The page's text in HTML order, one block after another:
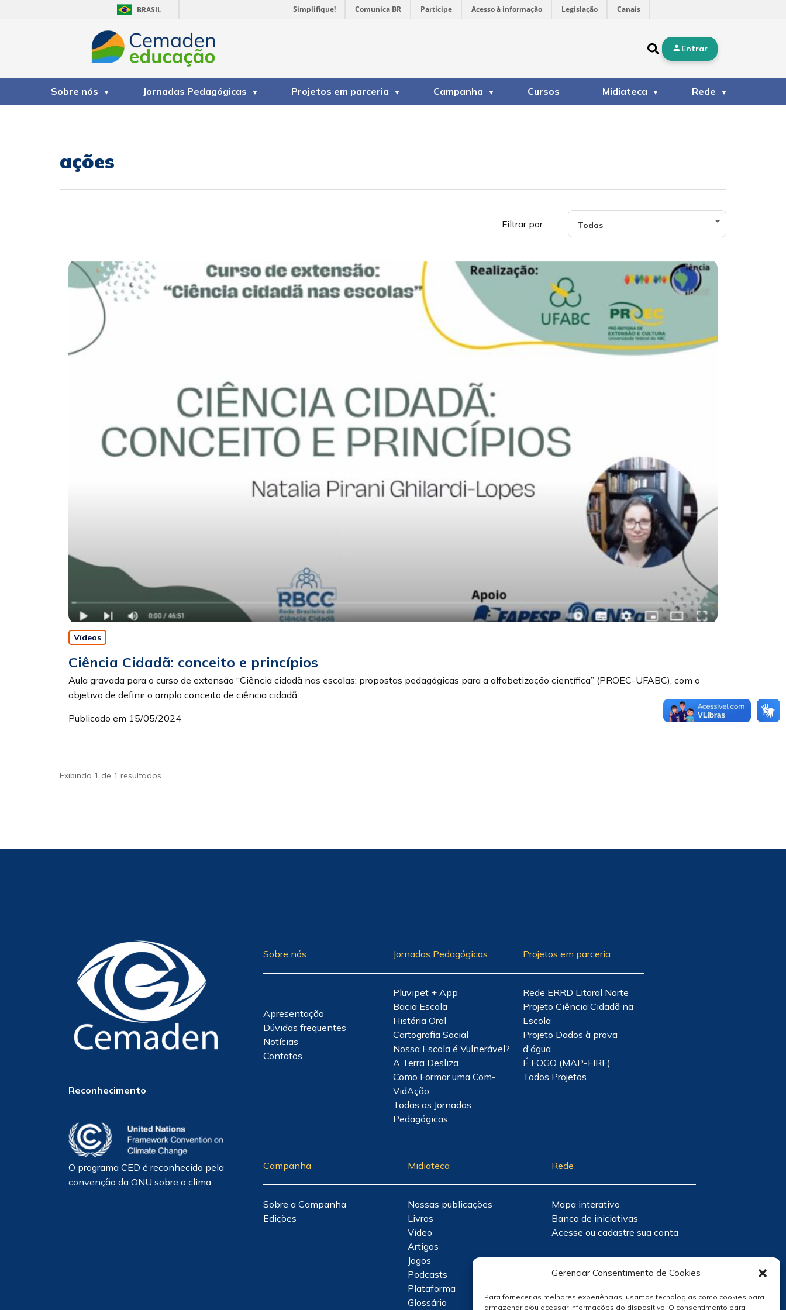
Gerenciar Consentimento de Cookies
Para fornecer as melhores experiências, usamos tecnologias como cookies para
armazenar e/ou acessar informações do dispositivo. O consentimento para
BRASIL Simplifique! Comunica BR Participe Acesso à informação Legislação Canais
Entrar
Sobre nós Jornadas Pedagógicas Projetos em parceria Campanha Cursos Midiateca Rede
ações
Filtrar por:
Vídeos
Ciência Cidadã: conceito e princípios
Aula gravada para o curso de extensão “Ciência cidadã nas escolas: propostas pedagógicas para a alfabetização científica” (PROEC-UFABC), com o
objetivo de definir o amplo conceito de ciência cidadã ...
Publicado em 15/05/2024
Exibindo 1 de 1 resultados
Reconhecimento
O programa CED é reconhecido pela
convenção da ONU sobre o clima.
Sobre nós
Apresentação
Dúvidas frequentes
Notícias
Contatos
Jornadas Pedagógicas
Pluvipet + App
Bacia Escola
História Oral
Cartografia Social
Nossa Escola é Vulnerável?
A Terra Desliza
Como Formar uma Com-
VidAção
Todas as Jornadas
Pedagógicas
Projetos em parceria
Rede ERRD Litoral Norte
Projeto Ciência Cidadã na
Escola
Projeto Dados à prova
d'água
É FOGO (MAP-FIRE)
Todos Projetos
Campanha
Sobre a Campanha
Edições
Midiateca
Nossas publicações
Livros
Vídeo
Artigos
Jogos
Podcasts
Plataforma
Glossário
Rede
Mapa interativo
Banco de iniciativas
Acesse ou cadastre sua conta